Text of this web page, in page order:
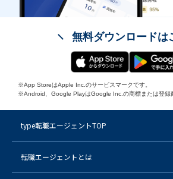
無料ダウンロードは
※App StoreはApple Inc.のサービスマークです。
※Android、Google PlayはGoogle Inc.の商標または登録
type転職エージェントTOP
転職エージェントとは